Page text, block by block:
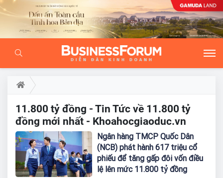
11.800 tỷ đồng - Tin Tức về 11.800 tỷ
đồng mới nhất - Khoahocgiaoduc.vn
Ngân hàng TMCP Quốc Dân
(NCB) phát hành 617 triệu cổ
phiếu để tăng gấp đôi vốn điều
lệ lên mức 11.800 tỷ đồng